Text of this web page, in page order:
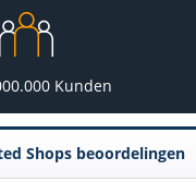
Kunden
Shops beoordelingen